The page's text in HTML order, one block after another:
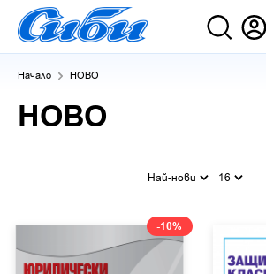
Начало НОВО
НОВО
Най-нови 16
-10%